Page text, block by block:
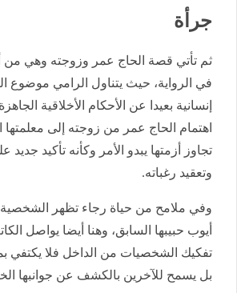
جرأة
ثم تأتي قصة الحاج عمر وزوجته وهي من
في الرواية، حيث يتناول الرامي موضوع
إنسانية بعيدا عن الأحكام الأخلاقية
اهتمام الحاج عمر من زوجته إلى معلمتها
تجاوز أزمتها يبدو الأمر وكأنه تأكيد
وتعقيد رغباته.
وفي ملامح من حياة رجاء تظهر
أيوب حبيبها السابق، وهنا أيضا يواصل
تفكيك الشخصيات من الداخل فلا يكتفي
بل يسمح للآخرين بالكشف عن جوانبها